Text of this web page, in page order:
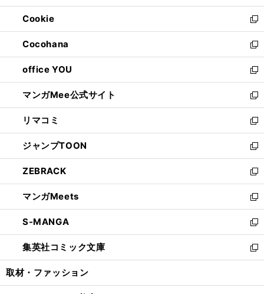
開
く
ウ
で
開
く
ン
ド
ウ
で
開
く
ウ
ィ
ン
ド
ウ
で
開
く
Cookie
新
し
い
ウ
ィ
ン
ド
ウ
で
開
く
Cocohana
新
し
い
ウ
ィ
ン
ド
ウ
で
開
く
office YOU
新
し
い
ウ
ィ
ン
ド
ウ
で
開
く
マンガMee公式サイト
新
し
い
ウ
ィ
ン
ド
ウ
で
開
く
リマコミ
新
し
い
ウ
ィ
ン
ド
ウ
で
開
く
ジャンプTOON
新
し
い
ウ
ィ
ン
ド
ウ
で
開
ZEBRACK
新
し
い
ウ
ィ
ン
ド
ウ
開
マンガMeets
新
し
い
ウ
ィ
ン
ウ
S-MANGA
新
し
い
ウ
ン
集英社コミック文庫
新
し
ウ
取材・ファッション